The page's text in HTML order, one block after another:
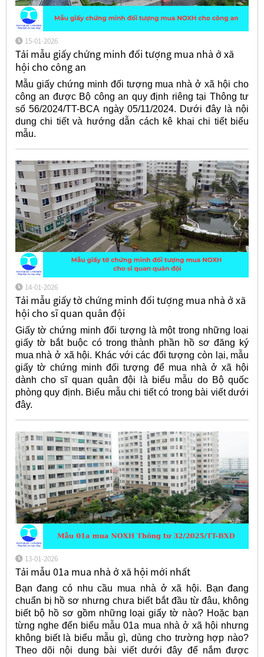
15-01-2026
Tải mẫu giấy chứng minh đối tượng mua nhà ở xã
hội cho công an
Mẫu giấy chứng minh đối tượng mua nhà ở xã hội cho
công an được Bộ công an quy định riêng tại Thông tư
số 56/2024/TT-BCA ngày 05/11/2024. Dưới đây là nội
dung chi tiết và hướng dẫn cách kê khai chi tiết biểu
mẫu.
14-01-2026
Tải mẫu giấy tờ chứng minh đối tượng mua nhà ở xã
hội cho sĩ quan quân đội
Giấy tờ chứng minh đối tượng là một trong những loại
giấy tờ bắt buộc có trong thành phần hồ sơ đăng ký
mua nhà ở xã hội. Khác với các đối tượng còn lại, mẫu
giấy tờ chứng minh đối tượng để mua nhà ở xã hội
dành cho sĩ quan quân đội là biểu mẫu do Bộ quốc
phòng quy định. Biểu mẫu chi tiết có trong bài viết dưới
đây.
13-01-2026
Tải mẫu 01a mua nhà ở xã hội mới nhất
Bạn đang có nhu cầu mua nhà ở xã hội. Bạn đang
chuẩn bị hồ sơ nhưng chưa biết bắt đầu từ đâu, không
biết bộ hồ sơ gồm những loại giấy tờ nào? Hoặc bạn
từng nghe đến biểu mẫu 01a mua nhà ở xã hội nhưng
không biết là biểu mẫu gì, dùng cho trường hợp nào?
Theo dõi nội dung bài viết dưới đây để nắm được